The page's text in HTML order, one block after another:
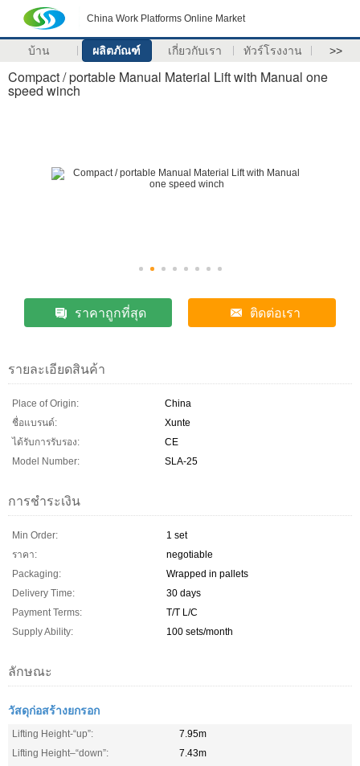
China Work Platforms Online Market
บ้าน ผลิตภัณฑ์ เกี่ยวกับเรา ทัวร์โรงงาน >>
Compact / portable Manual Material Lift with Manual one
speed winch
ราคาถูกที่สุด ติดต่อเรา
รายละเอียดสินค้า
Place of Origin:
China
ชื่อแบรนด์:
Xunte
ได้รับการรับรอง:
CE
Model Number:
SLA-25
การชำระเงิน
Min Order:
1 set
ราคา:
negotiable
Packaging:
Wrapped in pallets
Delivery Time:
30 days
Payment Terms:
T/T L/C
Supply Ability:
100 sets/month
ลักษณะ
วัสดุก่อสร้างยกรอก
Lifting Height-“up”:
7.95m
Lifting Height–“down”:
7.43m